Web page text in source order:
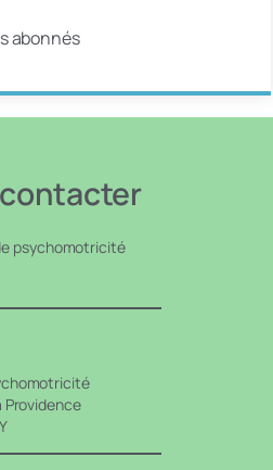
abonnés
psychomotricité
Providence